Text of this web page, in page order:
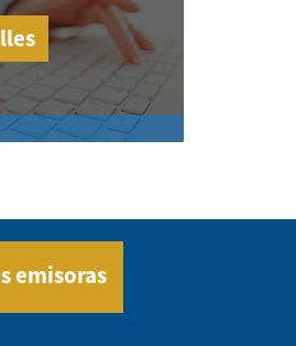
emisoras